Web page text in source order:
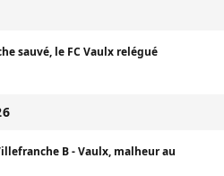
sauvé, le FC Vaulx relégué
B - Vaulx, malheur au